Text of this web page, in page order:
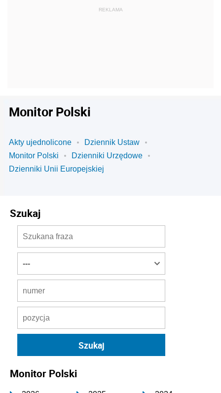
Monitor Polski
Akty ujednolicone
Dziennik Ustaw
Monitor Polski
Dzienniki Urzędowe
Dzienniki Unii Europejskiej
Szukaj
Monitor Polski